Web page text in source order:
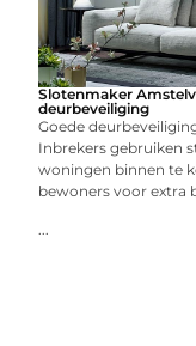
Slotenmaker
deurbeveiliging
Goede
Inbrekers gebruiken
woningen binnen te
bewoners voor extra
...